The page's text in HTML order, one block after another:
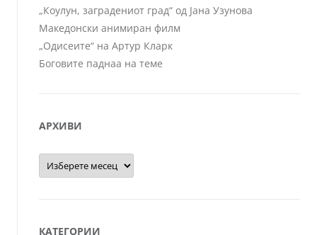
„Коулун, заградениот град“ од Јана Узунова
Македонски анимиран филм
„Одисеите“ на Артур Кларк
Боговите паднаа на теме
АРХИВИ
Архиви
КАТЕГОРИИ